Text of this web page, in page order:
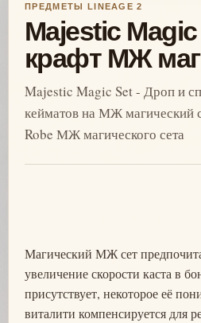
ПРЕДМЕТЫ LINEAGE 2
Majestic Magic
крафт МЖ маг
Majestic Magic Set - Дроп и
кейматов на МЖ магический
Robe МЖ магического сета
Магический МЖ сет
увеличение скорости каста в
присутствует, некоторое её
виталити компенсируется для